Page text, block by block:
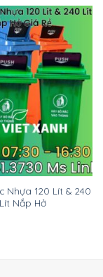
Nhựa 120 Lít & 240
Lít Nắp Hở